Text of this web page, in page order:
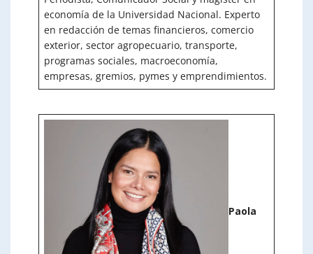
economía de la Universidad Nacional. Experto
en redacción de temas financieros, comercio
exterior, sector agropecuario, transporte,
programas sociales, macroeconomía,
empresas, gremios, pymes y emprendimientos.
Paola